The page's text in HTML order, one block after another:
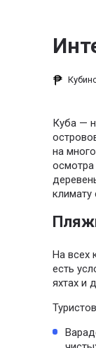
Куба —
на
осмотра
На всех
есть
яхтах и